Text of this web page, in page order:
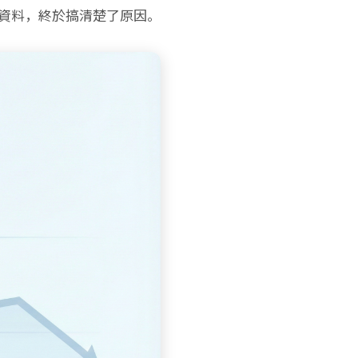
，終於搞清楚了原因。